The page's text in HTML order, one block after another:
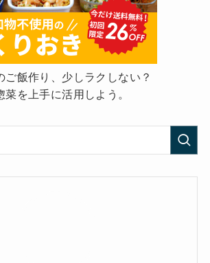
ご飯作り、少しラクしない？
菜を上手に活用しよう。